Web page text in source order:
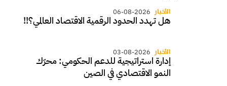
الأخبار 06-08-2026
هل تهدد الحدود الرقمية الاقتصاد العالمي؟!!
الأخبار 03-08-2026
إدارة استراتيجية للدعم الحكومي: محرّك
النمو الاقتصادي في الصين